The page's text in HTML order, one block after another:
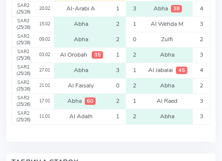
SAR2
(25/26)
20.02 Al-Arabi A 1 3 Abha 38 4
SAR2
(25/26)
15.02 Abha 2 1 Al Wehda M 3
SAR2
(25/26)
09.02 Abha 2 0 Zulfi 2
SAR2
(25/26)
03.02 Al Orobah 35 1 2 Abha 3
SAR2
(25/26)
27.01 Abha 3 1 Al Jabalai 45 4
SAR2
(25/26)
21.01 Al Faisaly 0 2 Abha 2
SAR2
(25/26)
17.01 Abha 60 2 1 Al Raed 3
SAR2
(25/26)
11.01 Al Adalh 1 2 Abha 3